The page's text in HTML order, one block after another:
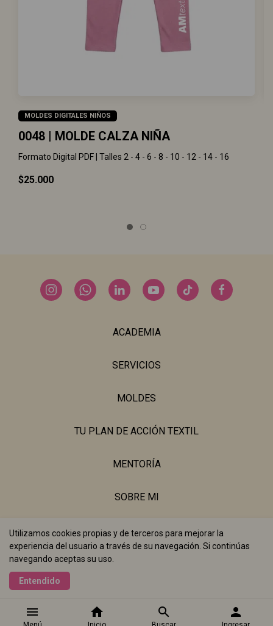
menu home search person
MOLDES DIGITALES NIÑOS
0048 | MOLDE CALZA NIÑA
Formato Digital PDF | Talles 2 - 4 - 6 - 8 - 10 - 12 - 14 - 16
$25.000
ACADEMIA
SERVICIOS
MOLDES
TU PLAN DE ACCIÓN TEXTIL
MENTORÍA
SOBRE MI
BLOG
Utilizamos cookies propias y de terceros para mejorar la
experiencia del usuario a través de su navegación. Si continúas
navegando aceptas su uso.
Entendido